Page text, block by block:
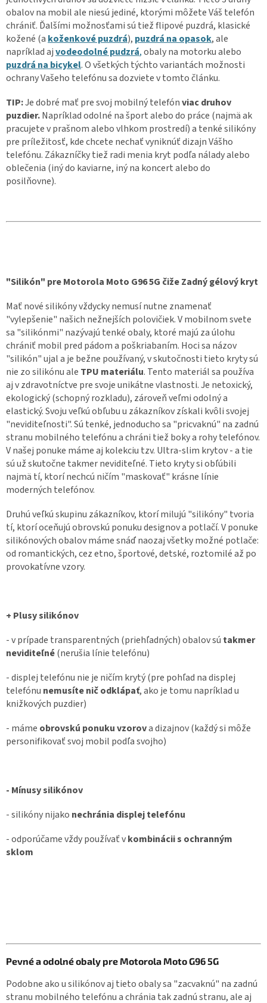
obalov na mobil ale niesú jediné, ktorými môžete Váš telefón
chrániť. Ďalšími možnosťami sú tiež flipové puzdrá, klasické
kožené (a koženkové puzdrá), puzdrá na opasok, ale
napríklad ajvodeodolné pudzrá,obaly na motorku alebo
puzdrá na bicykel. O všetkých týchto variantách možnosti
ochrany Vašeho telefónu sa dozviete v tomto článku.
TIP:Je dobré mať pre svoj mobilný telefónviac druhov
puzdier.Napríklad odolné na šport alebo do práce (najmä ak
pracujete v prašnom alebo vlhkom prostredí) a tenké silikóny
pre príležitosť, kde chcete nechať vyniknúť dizajn Vášho
telefónu. Zákazníčky tiež radi menia kryt podľa nálady alebo
oblečenia (iný do kaviarne, iný na koncert alebo do
posilňovne).
"Silikón" pre Motorola Moto G96 5G čiže Zadný gélový kryt
Mať nové silikóny vždycky nemusí nutne znamenať
"vylepšenie" našich nežnejších polovičiek. V mobilnom svete
sa "silikónmi" nazývajú tenké obaly, ktoré majú za úlohu
chrániť mobil pred pádom a poškriabaním. Hoci sa názov
"silikón" ujal a je bežne používaný, v skutočnosti tieto kryty sú
nie zo silikónu ale TPU materiálu. Tento materiál sa používa
aj v zdravotníctve pre svoje unikátne vlastnosti. Je netoxický,
ekologický (schopný rozkladu), zároveň veľmi odolný a
elastický. Svoju veľkú obľubu u zákazníkov získali kvôli svojej
"neviditeľnosti". Sú tenké, jednoducho sa "pricvaknú" na zadnú
stranu mobilného telefónu a chráni tiež boky a rohy telefónov.
V našej ponuke máme aj kolekciu tzv. Ultra-slim krytov - a tie
sú už skutočne takmer neviditeľné. Tieto kryty si obľúbili
najmä tí, ktorí nechcú ničím "maskovať" krásne línie
moderných telefónov.
Druhú veľkú skupinu zákazníkov, ktorí milujú "silikóny" tvoria
tí, ktorí oceňujú obrovskú ponuku designov a potlačí. V ponuke
silikónových obalov máme snáď naozaj všetky možné potlače:
od romantických, cez etno, športové, detské, roztomilé až po
provokatívne vzory.
+ Plusy silikónov
- v prípade transparentných (priehľadných) obalov sú takmer
neviditeľné(nerušia línie telefónu)
- displej telefónu nie je ničím krytý (pre pohľad na displej
telefónu nemusíte nič odklápať, ako je tomu napríklad u
knižkových puzdier)
- máme obrovskú ponuku vzorova dizajnov (každý si môže
personifikovať svoj mobil podľa svojho)
- Mínusy silikónov
- silikóny nijako nechránia displej telefónu
- odporúčame vždy používať vkombinácii s ochranným
sklom
Pevné a odolné obaly pre Motorola Moto G96 5G
Podobne ako u silikónov aj tieto obaly sa "zacvaknú" na zadnú
stranu mobilného telefónu a chránia tak zadnú stranu, ale aj